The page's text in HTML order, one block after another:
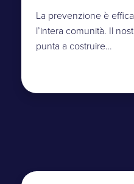
La prevenzione è
l’intera comunità. Il
punta a costruire…